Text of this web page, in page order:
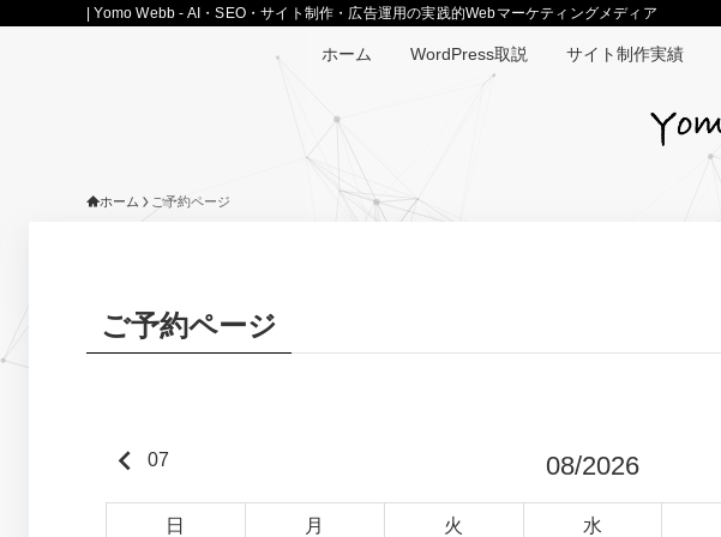
| Yomo Webb - AI・SEO・サイト制作・広告運用の実践的Webマーケティングメディア
ホーム WordPress取説 サイト制作実績
ホーム ご予約ページ
ご予約ページ
keyboard_arrow_left 07 08/2026
日 月 火 水